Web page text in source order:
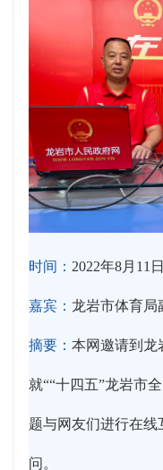
时间： 2022年8月11
嘉宾： 龙岩市体育局
摘要： 本网邀请到龙
就““十四五”龙岩市
题与网友们进行在线
问。